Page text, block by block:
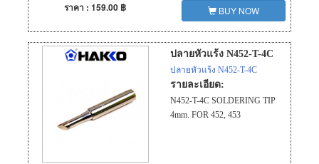
ราคา : 159.00 ฿ BUY NOW
ปลายหัวแร้ง N452-T-4C
ปลายหัวแร้ง N452-T-4C
รายละเอียด:
N452-T-4C SOLDERING TIP
4mm. FOR 452, 453